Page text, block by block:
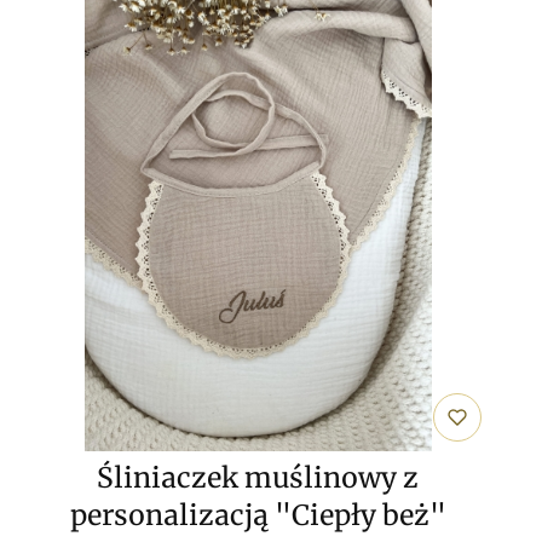
Śliniaczek muślinowy z
personalizacją "Ciepły beż"